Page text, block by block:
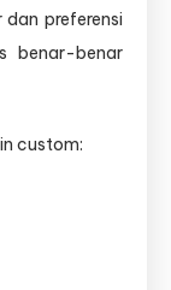
dan preferensi
benar-benar
custom: